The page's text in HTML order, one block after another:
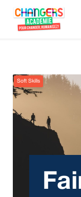
Soft Skills